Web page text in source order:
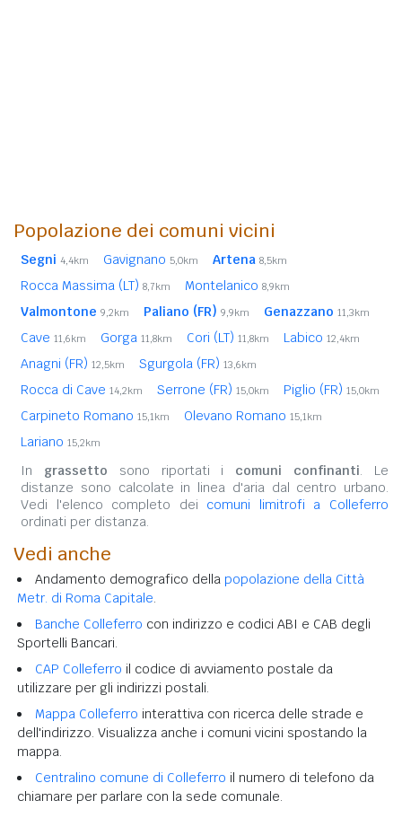
Popolazione dei comuni vicini
Segni 4,4km Gavignano 5,0km Artena 8,5km
Rocca Massima (LT) 8,7km Montelanico 8,9km
Valmontone 9,2km Paliano (FR) 9,9km Genazzano 11,3km
Cave 11,6km Gorga 11,8km Cori (LT) 11,8km Labico 12,4km
Anagni (FR) 12,5km Sgurgola (FR) 13,6km
Rocca di Cave 14,2km Serrone (FR) 15,0km Piglio (FR) 15,0km
Carpineto Romano 15,1km Olevano Romano 15,1km
Lariano 15,2km
In grassetto sono riportati i comuni confinanti. Le
distanze sono calcolate in linea d'aria dal centro urbano.
Vedi l'elenco completo dei comuni limitrofi a Colleferro
ordinati per distanza.
Vedi anche
Andamento demografico della popolazione della Città
Metr. di Roma Capitale.
Banche Colleferro con indirizzo e codici ABI e CAB degli
Sportelli Bancari.
CAP Colleferro il codice di avviamento postale da
utilizzare per gli indirizzi postali.
Mappa Colleferro interattiva con ricerca delle strade e
dell'indirizzo. Visualizza anche i comuni vicini spostando la
mappa.
Centralino comune di Colleferro il numero di telefono da
chiamare per parlare con la sede comunale.